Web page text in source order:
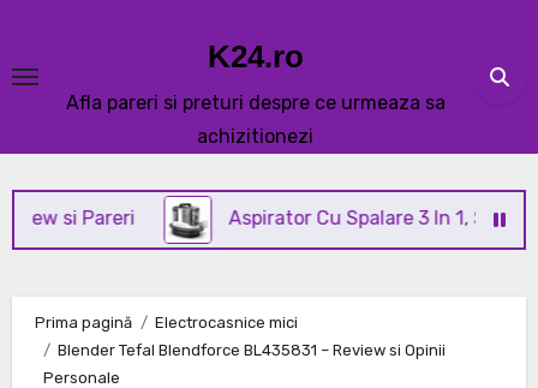
content
K24.ro
Afla pareri si preturi despre ce urmeaza sa
achizitionezi
Pareri Aspirator Cu Spalare 3 In 1, SeveShop®
Prima pagină
Electrocasnice mici
Blender Tefal Blendforce BL435831 – Review si Opinii
Personale